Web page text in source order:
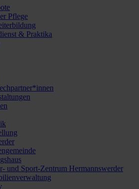
Pflege
& Praktika
und Sport-Zentrum Hermannswerder